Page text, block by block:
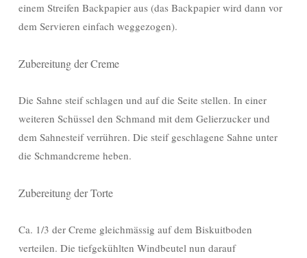
einem Streifen Backpapier aus (das Backpapier wird dann vor
dem Servieren einfach weggezogen).
Zubereitung der Creme
Die Sahne steif schlagen und auf die Seite stellen. In einer
weiteren Schüssel den Schmand mit dem Gelierzucker und
dem Sahnesteif verrühren. Die steif geschlagene Sahne unter
die Schmandcreme heben.
Zubereitung der Torte
Ca. 1/3 der Creme gleichmässig auf dem Biskuitboden
verteilen. Die tiefgekühlten Windbeutel nun darauf